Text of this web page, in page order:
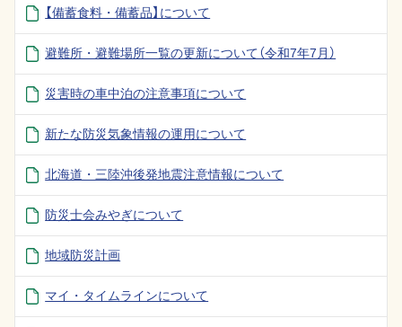
【備蓄食料・備蓄品】について
避難所・避難場所一覧の更新について（令和7年7月）
災害時の車中泊の注意事項について
新たな防災気象情報の運用について
北海道・三陸沖後発地震注意情報について
防災士会みやぎについて
地域防災計画
マイ・タイムラインについて